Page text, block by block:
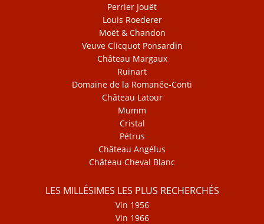
Perrier Jouët
Louis Roederer
Moët & Chandon
Veuve Clicquot Ponsardin
Château Margaux
Ruinart
Domaine de la Romanée-Conti
Château Latour
Mumm
Cristal
Pétrus
Château Angélus
Château Cheval Blanc
LES MILLÉSIMES LES PLUS RECHERCHÉS
Vin 1956
Vin 1966